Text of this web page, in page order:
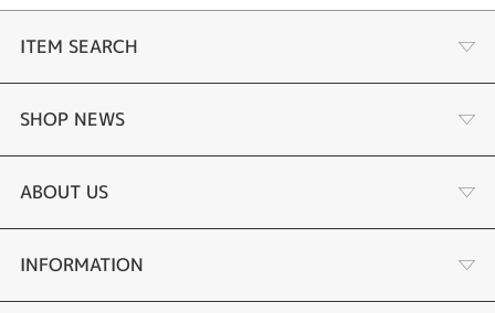
ITEM SEARCH
婚約指輪
結婚指輪
セットリング
SHOP NEWS
ふくい時計宝石修理研究所
タケウチのこだわり
ABOUT US
会社概要
INFORMATION